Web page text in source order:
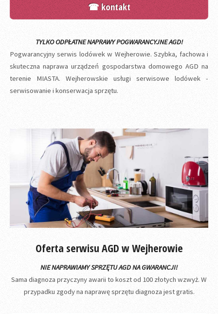
☎ kontakt
TYLKO ODPŁATNE NAPRAWY POGWARANCYJNE AGD!
Pogwarancyjny serwis lodówek w Wejherowie. Szybka, fachowa i
skuteczna naprawa urządzeń gospodarstwa domowego AGD na
terenie MIASTA. Wejherowskie usługi serwisowe lodówek -
serwisowanie i konserwacja sprzętu.
Oferta serwisu AGD w Wejherowie
NIE NAPRAWIAMY SPRZĘTU AGD NA GWARANCJI!
Sama diagnoza przyczyny awarii to koszt od 100 złotych wzwyż. W
przypadku zgody na naprawę sprzętu diagnoza jest gratis.